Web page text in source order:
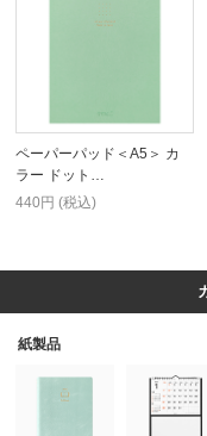
ペーパーパッド＜A5＞ カ
ラー ドット…
440円 (税込)
紙製品